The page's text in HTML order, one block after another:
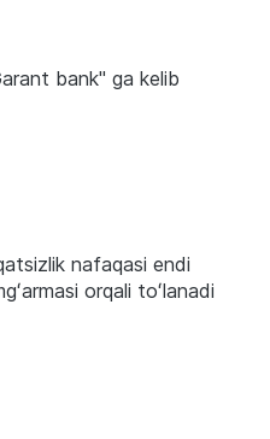
bank" ga kelib
nafaqasi endi
orqali toʻlanadi